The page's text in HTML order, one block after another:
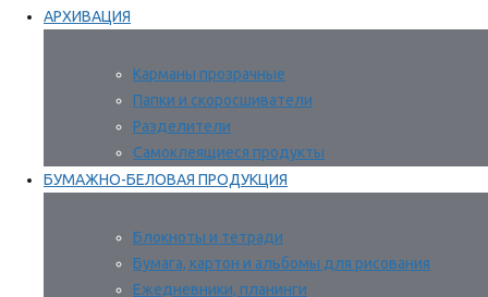
АРХИВАЦИЯ
Карманы прозрачные
Папки и скоросшиватели
Разделители
Самоклеящиеся продукты
БУМАЖНО-БЕЛОВАЯ ПРОДУКЦИЯ
Блокноты и тетради
Бумага, картон и альбомы для рисования
Ежедневники, планинги